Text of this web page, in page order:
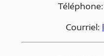
Courriel: